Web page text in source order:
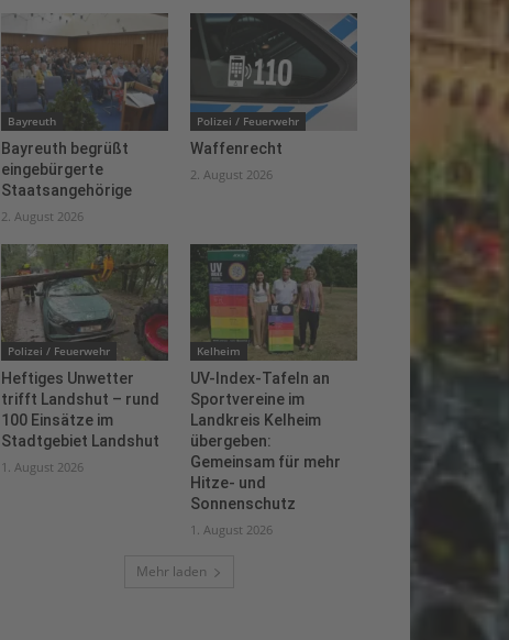
Bayreuth
Bayreuth begrüßt
eingebürgerte
Staatsangehörige
2. August 2026
Polizei / Feuerwehr
Waffenrecht
2. August 2026
Polizei / Feuerwehr
Heftiges Unwetter
trifft Landshut – rund
100 Einsätze im
Stadtgebiet Landshut
1. August 2026
Kelheim
UV-Index-Tafeln an
Sportvereine im
Landkreis Kelheim
übergeben:
Gemeinsam für mehr
Hitze- und
Sonnenschutz
1. August 2026
Mehr laden